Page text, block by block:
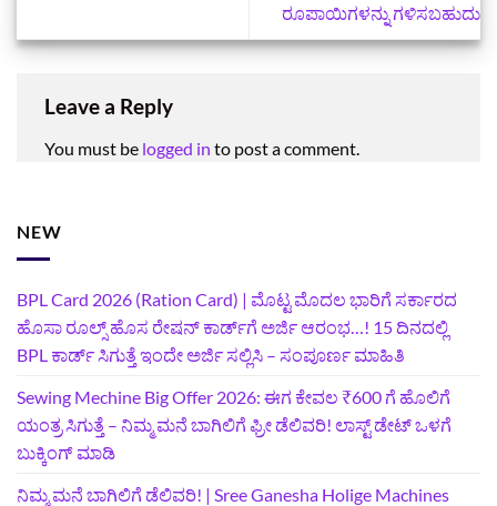
ರೂಪಾಯಿಗಳನ್ನು ಗಳಿಸಬಹುದು
Leave a Reply
You must be logged in to post a comment.
NEW
BPL Card 2026 (Ration Card) | ಮೊಟ್ಟ ಮೊದಲ ಭಾರಿಗೆ ಸರ್ಕಾರದ
ಹೊಸಾ ರೂಲ್ಸ್ ಹೊಸ ರೇಷನ್ ಕಾರ್ಡ್‌ಗೆ ಅರ್ಜಿ ಆರಂಭ…! 15 ದಿನದಲ್ಲಿ
BPL ಕಾರ್ಡ್ ಸಿಗುತ್ತೆ ಇಂದೇ ಅರ್ಜಿ ಸಲ್ಲಿಸಿ – ಸಂಪೂರ್ಣ ಮಾಹಿತಿ
Sewing Mechine Big Offer 2026: ಈಗ ಕೇವಲ ₹600 ಗೆ ಹೊಲಿಗೆ
ಯಂತ್ರ ಸಿಗುತ್ತೆ – ನಿಮ್ಮ ಮನೆ ಬಾಗಿಲಿಗೆ‍ ಫ್ರೀ ಡೆಲಿವರಿ! ಲಾಸ್ಟ್‌ ಡೇಟ್‌ ಒಳಗೆ
ಬುಕ್ಕಿಂಗ್‌ ಮಾಡಿ
ನಿಮ್ಮ ಮನೆ ಬಾಗಿಲಿಗೆ ಡೆಲಿವರಿ! | Sree Ganesha Holige Machines